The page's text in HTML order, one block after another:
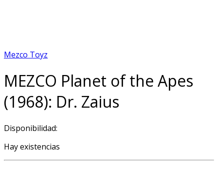
Mezco Toyz
MEZCO Planet of the Apes
(1968): Dr. Zaius
Disponibilidad:
Hay existencias